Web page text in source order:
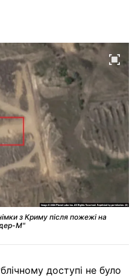
з Криму після пожежі на
М"
доступі не було